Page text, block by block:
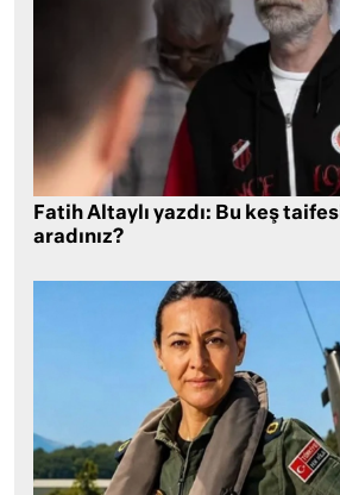
Fatih Altaylı yazdı: Bu keş
aradınız?